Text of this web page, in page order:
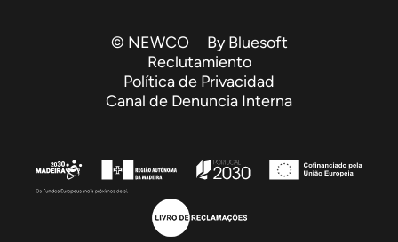
© NEWCO ByBluesoft
Reclutamiento
Política de Privacidad
Canal de Denuncia Interna